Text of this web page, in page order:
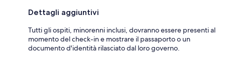
Dettagli aggiuntivi
Tutti gli ospiti, minorenni inclusi, dovranno essere presenti al
momento del check-in e mostrare il passaporto o un
documento d'identità rilasciato dal loro governo.